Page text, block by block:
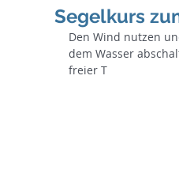
Segelkurs
Den Wind nutzen
dem Wasser
freier T